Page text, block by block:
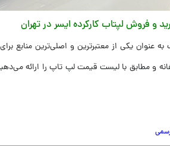
عنوان یکی از معتبرترین و اصلی‌ترین
و مطابق با لیست قیمت لپ تاپ را ارائه
ی